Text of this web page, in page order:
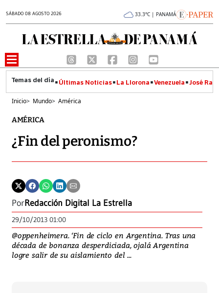
SÁBADO 08 AGOSTO 2026 33.3°C | PANAMÁ
Últimas Noticias La Llorona Venezuela José
Inicio> Mundo> América
AMÉRICA
¿Fin del peronismo?
PorRedacción Digital La Estrella
29/10/2013 01:00
@oppenheimera. ‘Fin de ciclo en Argentina. Tras una
década de bonanza desperdiciada, ojalá Argentina
logre salir de su aislamiento del ...